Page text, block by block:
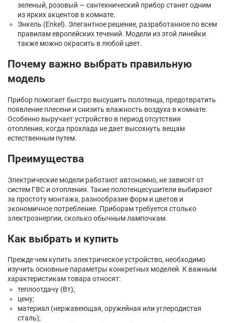
зеленый, розовый — сантехнический прибор станет одним
из ярких акцентов в комнате.
Энкель (Enkel). Элегантное решение, разработанное по всем
правилам европейских течений. Модели из этой линейки
также можно окрасить в любой цвет.
Почему важно выбрать правильную
модель
Прибор помогает быстро высушить полотенца, предотвратить
появление плесени и снизить влажность воздуха в комнате.
Особенно выручает устройство в период отсутствия
отопления, когда прохлада не дает высохнуть вещам
естественным путем.
Преимущества
Электрические модели работают автономно, не зависят от
систем ГВС и отопления. Такие полотенцесушители выбирают
за простоту монтажа, разнообразие форм и цветов и
экономичное потребление. Приборам требуется столько
электроэнергии, сколько обычным лампочкам.
Как выбрать и купить
Прежде чем купить электрическое устройство, необходимо
изучить основные параметры конкретных моделей. К важным
характеристикам товара относят:
теплоотдачу (Вт);
цену;
материал (нержавеющая, оружейная или углеродистая
сталь);